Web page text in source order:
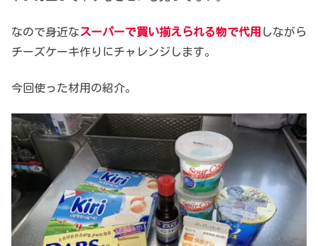
なので身近なスーパーで買い揃えられる物で代用 しながら
チーズケーキ作りにチャレンジします。
今回使った材用の紹介。